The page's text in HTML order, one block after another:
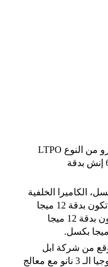
تأتي الشاشة الخاصه بهاتف ايفون 15 برو من النوع LTPO
Super Retina XDR OLED بمساحة 6.7 إنش بدقة
تكون بدقة 12 ميجا بكسل، الكاميرا الخلفية
تكون ثلاثية، الكاميرا الأولى والأساسية تكون بدقة 12 ميجا
بكسل، والثانية هي الخاصة بالزوم فتكون بدقة 12 ميجا
من شركة ابل
فيكون المعالج من نوع A16 Pro بتكنولوجيا الـ 3 نانو مع معالج